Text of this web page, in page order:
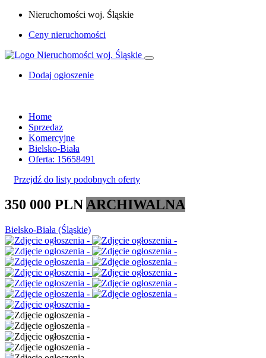
Nieruchomości woj. Śląskie
Ceny nieruchomości
Dodaj ogłoszenie
Home
Sprzedaz
Komercyjne
Bielsko-Biała
Oferta: 15658491
Przejdź do listy podobnych oferty
350 000 PLN ARCHIWALNA
Bielsko-Biała (Śląskie)